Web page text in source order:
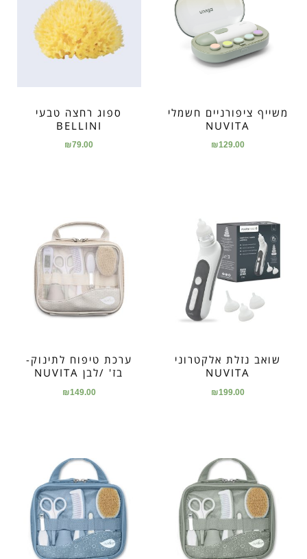
משייף ציפורניים חשמלי
NUVITA
₪129.00
ספוג רחצה טבעי
BELLINI
₪79.00
שואב נזלת אלקטרוני
NUVITA
₪199.00
ערכת טיפוח לתינוק-
בז' /לבן NUVITA
₪149.00